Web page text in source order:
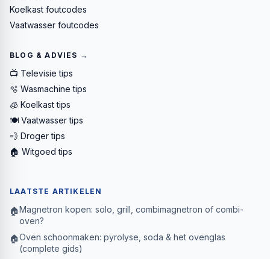
Koelkast foutcodes
Vaatwasser foutcodes
BLOG & ADVIES →
📺 Televisie tips
🫧 Wasmachine tips
🧊 Koelkast tips
🍽️ Vaatwasser tips
💨 Droger tips
🏠 Witgoed tips
LAATSTE ARTIKELEN
🏠Magnetron kopen: solo, grill, combimagnetron of combi-
oven?
🏠Oven schoonmaken: pyrolyse, soda & het ovenglas
(complete gids)